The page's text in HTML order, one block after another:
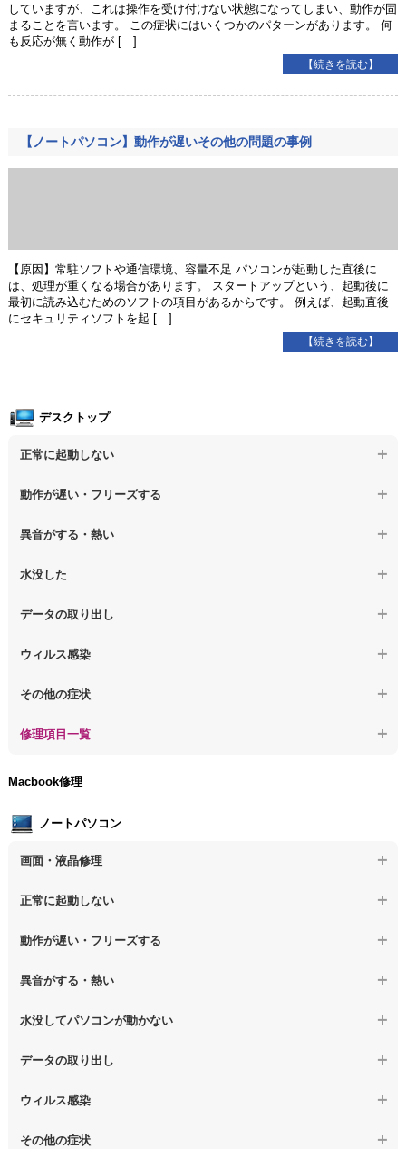
していますが、これは操作を受け付けない状態になってしまい、動作が固
まることを言います。 この症状にはいくつかのパターンがあります。 何
も反応が無く動作が […]
【続きを読む】
【ノートパソコン】動作が遅いその他の問題の事例
【原因】常駐ソフトや通信環境、容量不足 パソコンが起動した直後に
は、処理が重くなる場合があります。 スタートアップという、起動後に
最初に読み込むためのソフトの項目があるからです。 例えば、起動直後
にセキュリティソフトを起 […]
【続きを読む】
デスクトップ
正常に起動しない
【デスクトップPC】電源を押しても反応がない
【デスクトップPC】修復モードから復旧できない
【デスクトップPC】その他の起動しない問題
動作が遅い・フリーズする
【デスクトップPC】操作中の動作が遅い
異音がする・熱い
【デスクトップPC】パソコンから異音がする
水没した
【デスクトップPC】水没してパソコンが動かない
データの取り出し
【デスクトップPC】起動しないPCのデータを復旧
ウィルス感染
【デスクトップPC】特定のプログラムを削除したい
【デスクトップPC】ウィルス感染のその他の問題
その他の症状
【デスクトップPC】事例紹介
修理項目一覧
【デスクトップPC】電源故障
【デスクトップPC】液晶ディスプレイ交換
【デスクトップPC】マザーボード交換
【デスクトップPC】OS再インストール
Macbook修理
ノートパソコン
画面・液晶修理
【ノートパソコン】画面の割れ・破損
正常に起動しない
【ノートパソコン】電源を押しても反応がない
【ノートパソコン】修復モードから復旧できない
【ノートパソコン】その他の起動しない問題
動作が遅い・フリーズする
【ノートパソコン】操作中の動作が重い
異音がする・熱い
【ノートパソコン】パソコンから異音がする
水没してパソコンが動かない
【ノートパソコン】水没してパソコンが動かない
データの取り出し
【ノートパソコン】起動しないPCのデータを復旧
ウィルス感染
【ノートパソコン】特定のプログラムを削除したい
その他の症状